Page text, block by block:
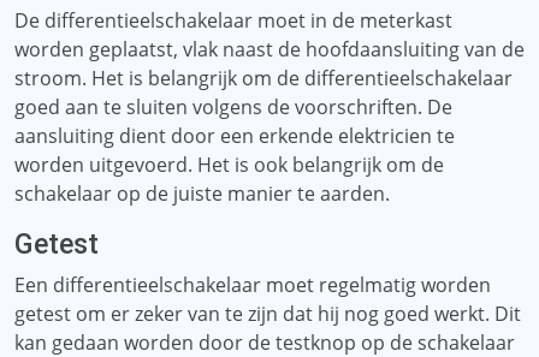
De differentieelschakelaar moet in de meterkast
worden geplaatst, vlak naast de hoofdaansluiting van de
stroom. Het is belangrijk om de differentieelschakelaar
goed aan te sluiten volgens de voorschriften. De
aansluiting dient door een erkende elektricien te
worden uitgevoerd. Het is ook belangrijk om de
schakelaar op de juiste manier te aarden.
Getest
Een differentieelschakelaar moet regelmatig worden
getest om er zeker van te zijn dat hij nog goed werkt. Dit
kan gedaan worden door de testknop op de schakelaar